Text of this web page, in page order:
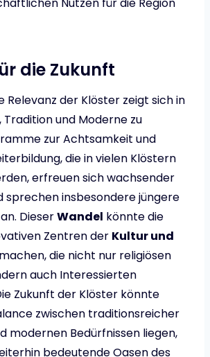
die Zukunft
Relevanz der Klöster zeigt sich in
Tradition und Moderne zu
zur Achtsamkeit und
die in vielen Klöstern
erfreuen sich wachsender
sprechen insbesondere jüngere
DieserWandel könnte die
Zentren der Kultur und
machen, die nicht nur religiösen
auch Interessierten
Zukunft der Klöster könnte
zwischen traditionsreicher
modernen Bedürfnissen liegen,
bedeutende Oasen des